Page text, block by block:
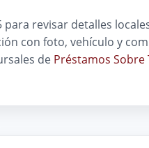
para revisar detalles
con foto, vehículo y
de Préstamos Sobre